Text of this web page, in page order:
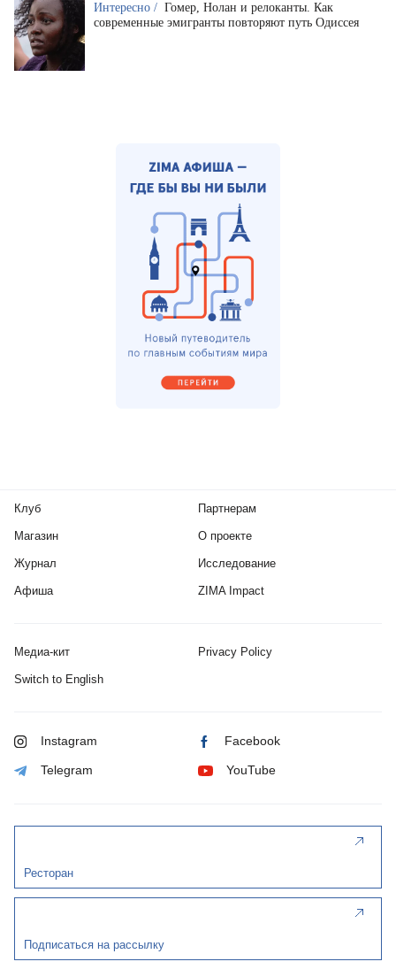
Интересно / Гомер, Нолан и релоканты. Как
современные эмигранты повторяют путь Одиссея
Клуб
Магазин
Журнал
Афиша
Партнерам
О проекте
Исследование
ZIMA Impact
Медиа-кит Privacy Policy
Switch to English
Instagram Facebook
Telegram YouTube
Ресторан
Подписаться на рассылку